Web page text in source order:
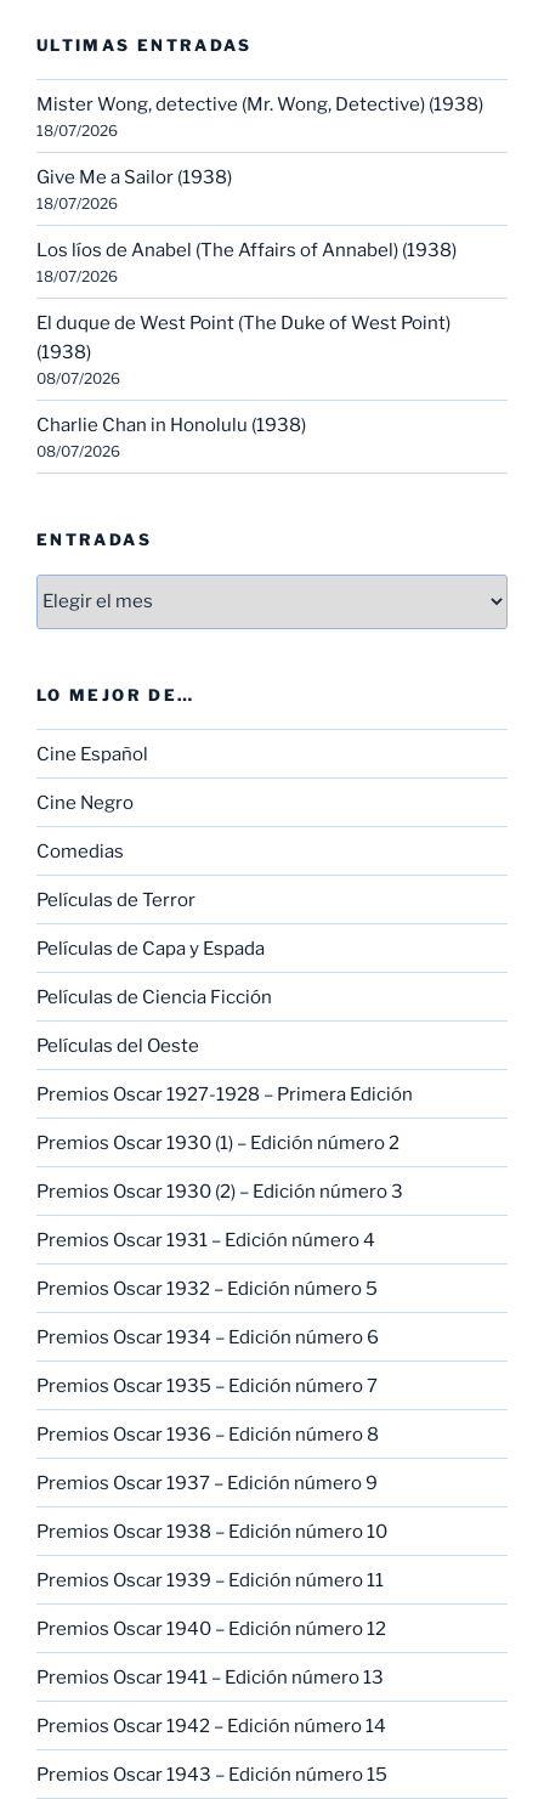
ULTIMAS ENTRADAS
Mister Wong, detective (Mr. Wong, Detective) (1938)
18/07/2026
Give Me a Sailor (1938)
18/07/2026
Los líos de Anabel (The Affairs of Annabel) (1938)
18/07/2026
El duque de West Point (The Duke of West Point)
(1938)
08/07/2026
Charlie Chan in Honolulu (1938)
08/07/2026
ENTRADAS
Entradas
LO MEJOR DE…
Cine Español
Cine Negro
Comedias
Películas de Terror
Películas de Capa y Espada
Películas de Ciencia Ficción
Películas del Oeste
Premios Oscar 1927-1928 – Primera Edición
Premios Oscar 1930 (1) – Edición número 2
Premios Oscar 1930 (2) – Edición número 3
Premios Oscar 1931 – Edición número 4
Premios Oscar 1932 – Edición número 5
Premios Oscar 1934 – Edición número 6
Premios Oscar 1935 – Edición número 7
Premios Oscar 1936 – Edición número 8
Premios Oscar 1937 – Edición número 9
Premios Oscar 1938 – Edición número 10
Premios Oscar 1939 – Edición número 11
Premios Oscar 1940 – Edición número 12
Premios Oscar 1941 – Edición número 13
Premios Oscar 1942 – Edición número 14
Premios Oscar 1943 – Edición número 15